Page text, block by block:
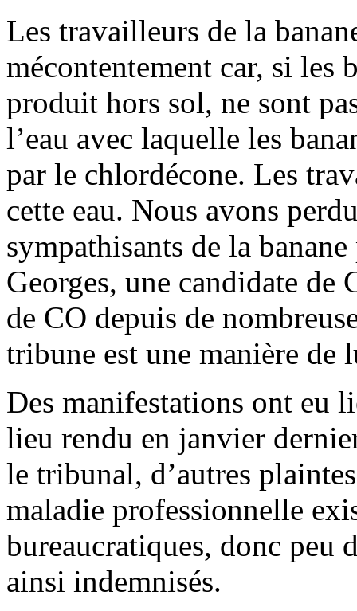
Les travailleurs de la
mécontentement car, si les
produit hors sol, ne sont
l’eau avec laquelle les
par le chlordécone. Les
cette eau. Nous avons
sympathisants de la
Georges, une candidate de
de CO depuis de
tribune est une manière
Des manifestations ont eu
lieu rendu en janvier
le tribunal, d’autres
maladie professionnelle
bureaucratiques, donc peu
ainsi indemnisés.